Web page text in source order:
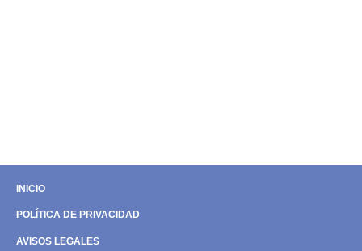
INICIO
POLÍTICA DE PRIVACIDAD
AVISOS LEGALES